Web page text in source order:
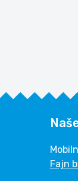
Fajn